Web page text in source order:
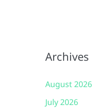
Archives
August 2026
July 2026